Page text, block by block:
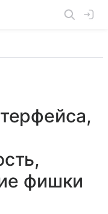
фишки